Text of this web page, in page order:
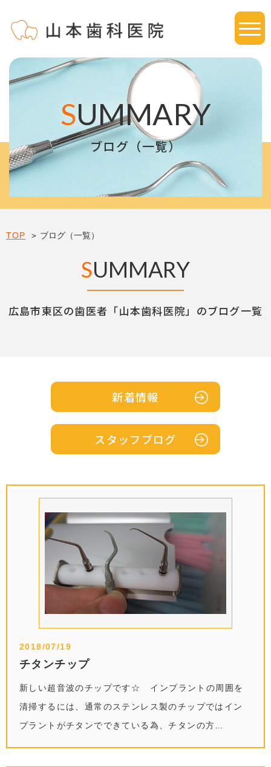
SUMMARY
ブログ（一覧）
TOP ブログ（一覧）
SUMMARY
広島市東区の歯医者「山本歯科医院」のブログ一覧
新着情報
スタッフブログ
2018/07/19
チタンチップ
新しい超音波のチップです☆ インプラントの周囲を
清掃するには、通常のステンレス製のチップではイン
プラントがチタンでできている為、チタンの方…